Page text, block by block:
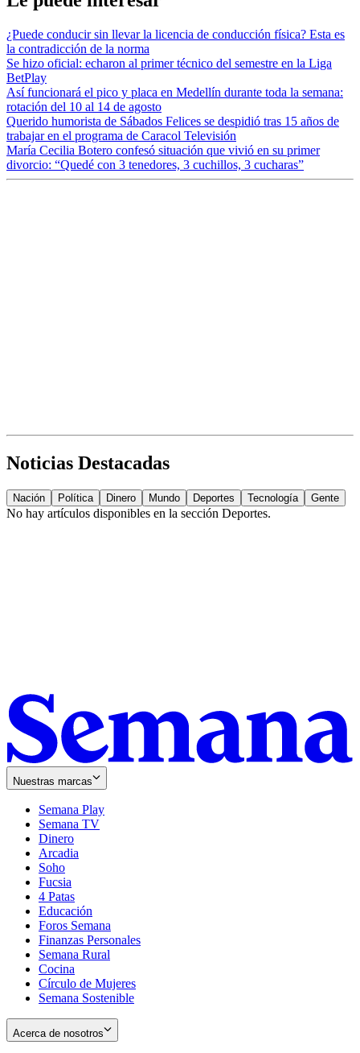
¿Puede conducir sin llevar la licencia de conducción física? Esta es
la contradicción de la norma
Se hizo oficial: echaron al primer técnico del semestre en la Liga
BetPlay
Así funcionará el pico y placa en Medellín durante toda la semana:
rotación del 10 al 14 de agosto
Querido humorista de Sábados Felices se despidió tras 15 años de
trabajar en el programa de Caracol Televisión
María Cecilia Botero confesó situación que vivió en su primer
divorcio: “Quedé con 3 tenedores, 3 cuchillos, 3 cucharas”
Noticias Destacadas
Nación Política Dinero Mundo Deportes Tecnología Gente
No hay artículos disponibles en la sección Deportes.
Nuestras marcas
Semana Play
Semana TV
Dinero
Arcadia
Soho
in
new
window
Fucsia
in
new
window
4 Patas
Educación
Foros Semana
Finanzas Personales
Semana Rural
Cocina
Círculo de Mujeres
Semana Sostenible
Acerca de nosotros